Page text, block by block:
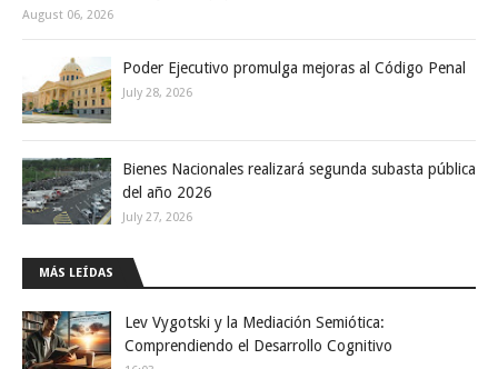
August 06, 2026
Poder Ejecutivo promulga mejoras al Código Penal
July 28, 2026
Bienes Nacionales realizará segunda subasta pública
del año 2026
July 27, 2026
MÁS LEÍDAS
Lev Vygotski y la Mediación Semiótica:
Comprendiendo el Desarrollo Cognitivo